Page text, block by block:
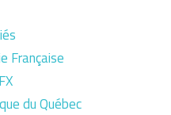
Française
du Québec